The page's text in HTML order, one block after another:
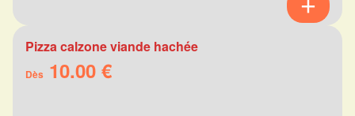
Pizza calzone viande hachée
Dès 10.00 €